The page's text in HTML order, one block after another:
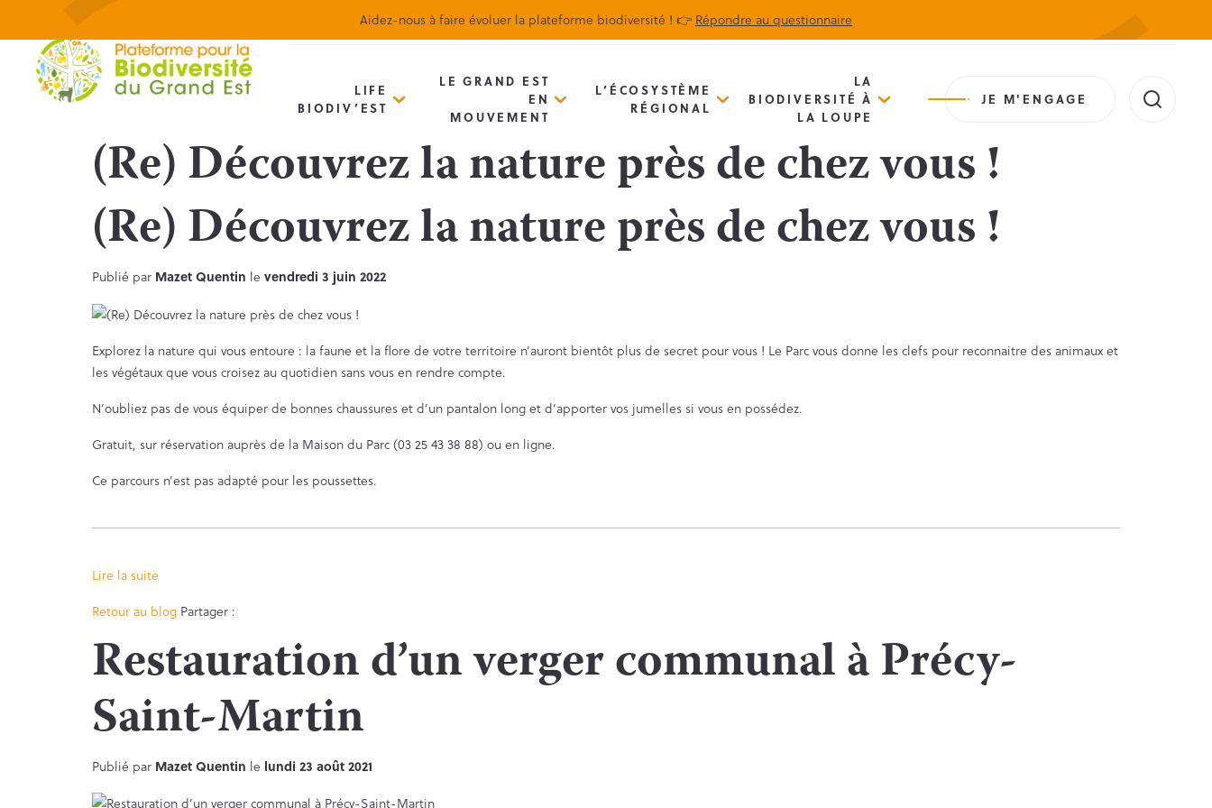
Aidez-nous à faire évoluer la plateforme biodiversité ! 👉 Répondre au questionnaire
Biodiv’Map Newsletter Actualités
LIFE
BIODIV’EST
LE GRAND EST
EN
MOUVEMENT
L’ÉCOSYSTÈME
RÉGIONAL
LA
BIODIVERSITÉ À
LA LOUPE
JE M'ENGAGE
(Re) Découvrez la nature près de chez vous !
(Re) Découvrez la nature près de chez vous !
Publié par Mazet Quentin le vendredi 3 juin 2022
Explorez la nature qui vous entoure : la faune et la flore de votre territoire n’auront bientôt plus de secret pour vous ! Le Parc vous donne les clefs pour reconnaitre des animaux et
les végétaux que vous croisez au quotidien sans vous en rendre compte.
N’oubliez pas de vous équiper de bonnes chaussures et d’un pantalon long et d’apporter vos jumelles si vous en possédez.
Gratuit, sur réservation auprès de la Maison du Parc (03 25 43 38 88) ou en ligne.
Ce parcours n’est pas adapté pour les poussettes.
Lire la suite
Retour au blog Partager :
Restauration d’un verger communal à Précy-
Saint-Martin
Publié par Mazet Quentin le lundi 23 août 2021